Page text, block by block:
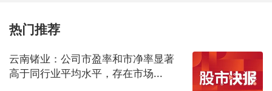
热门推荐
云南锗业：公司市盈率和市净率显著
高于同行业平均水平，存在市场...